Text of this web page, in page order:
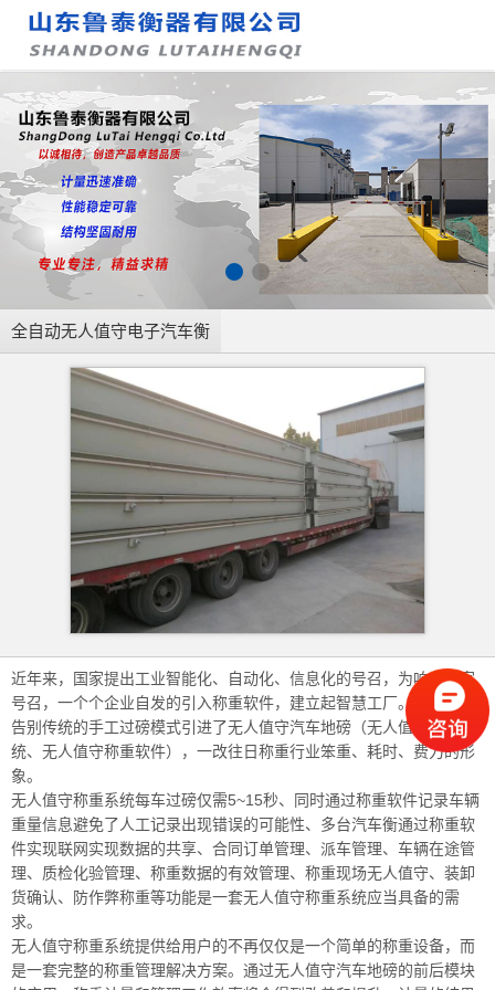
全自动无人值守电子汽车衡
近年来，国家提出工业智能化、自动化、信息化的号召，为响应国家
号召，一个个企业自发的引入称重软件，建立起智慧工厂。企业纷纷
告别传统的手工过磅模式引进了无人值守汽车地磅（无人值守称重系
统、无人值守称重软件），一改往日称重行业笨重、耗时、费力的形
象。
无人值守称重系统每车过磅仅需5~15秒、同时通过称重软件记录车辆
重量信息避免了人工记录出现错误的可能性、多台汽车衡通过称重软
件实现联网实现数据的共享、合同订单管理、派车管理、车辆在途管
理、质检化验管理、称重数据的有效管理、称重现场无人值守、装卸
货确认、防作弊称重等功能是一套无人值守称重系统应当具备的需
求。
无人值守称重系统提供给用户的不再仅仅是一个简单的称重设备，而
是一套完整的称重管理解决方案。通过无人值守汽车地磅的前后模块